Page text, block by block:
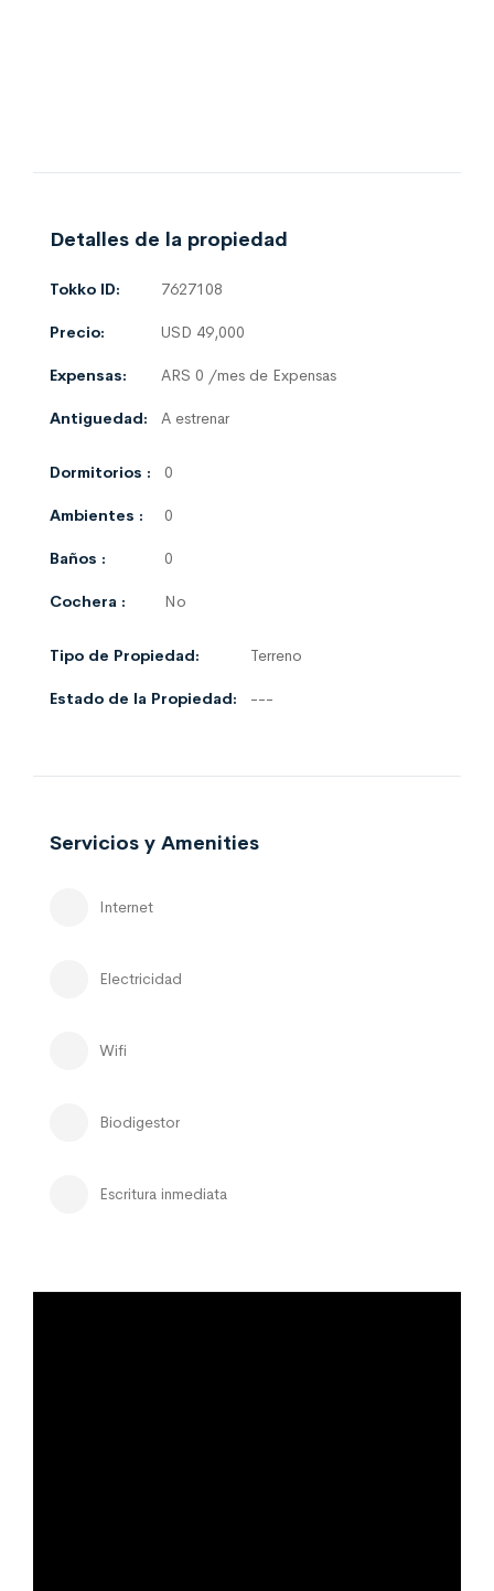
Detalles de la propiedad
Tokko ID:
Precio:
Expensas:
Antiguedad:
7627108
USD 49,000
ARS 0 /mes de Expensas
A estrenar
Dormitorios :
Ambientes :
Baños :
Cochera :
0
0
0
No
Tipo de Propiedad:
Estado de la Propiedad:
Terreno
---
Servicios y Amenities
Internet
Electricidad
Wifi
Biodigestor
Escritura inmediata